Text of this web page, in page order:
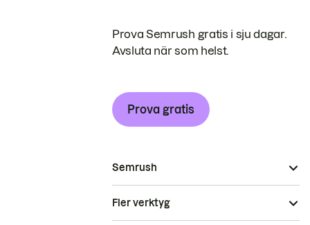
Prova Semrush gratis i sju dagar.
Avsluta när som helst.
Prova gratis
Semrush
Fler verktyg